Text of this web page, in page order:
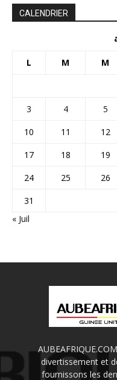
CALENDRIER
L M M
3
4 5
10
11 12
17
18 19
24
25 26
31
« Juil
divertissement et
fournissons les